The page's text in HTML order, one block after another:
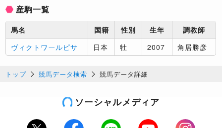
産駒一覧
馬名 国籍 性別 生年
調教師
ヴィクトワールピサ
日本 牡 2007 角居勝彦
トップ 競馬データ検索 競馬データ詳細
ソーシャルメディア